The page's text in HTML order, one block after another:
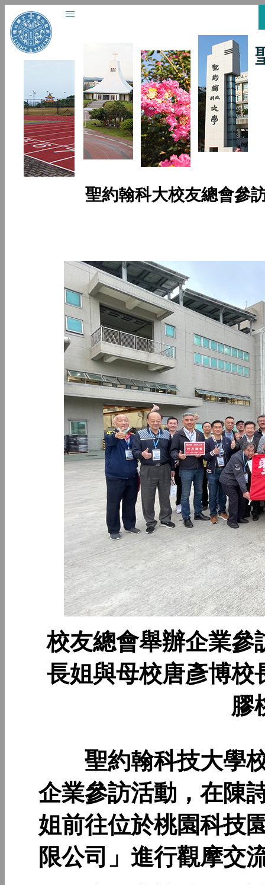
聖約翰科大校友總會參
校友總會舉辦企業參
長姐與母校唐彥博校
膠
聖約翰科技大學校
企業參訪活動，在陳
姐前往位於桃園科技
限公司」進行觀摩交